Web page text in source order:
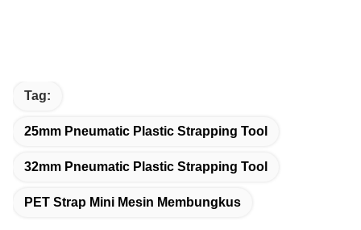
Tag:
25mm Pneumatic Plastic Strapping Tool
32mm Pneumatic Plastic Strapping Tool
PET Strap Mini Mesin Membungkus